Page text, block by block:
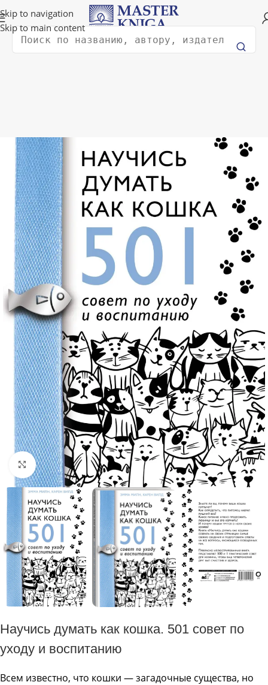
Skip to navigation
Skip to main content
Доставка в любую страну мира!
Поиск
Click to enlarge
Научись думать как кошка. 501 совет по
уходу и воспитанию
Всем известно, что кошки — загадочные существа, но